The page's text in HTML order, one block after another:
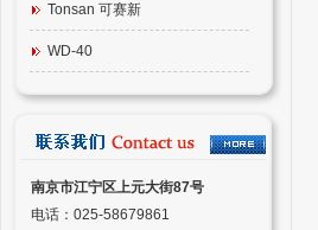
Tonsan 可赛新
WD-40
南京市江宁区上元大街87号
电话：025-58679861